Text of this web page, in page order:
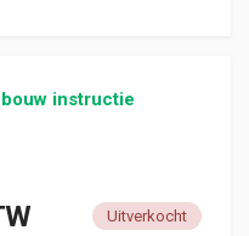
instructie
Uitverkocht